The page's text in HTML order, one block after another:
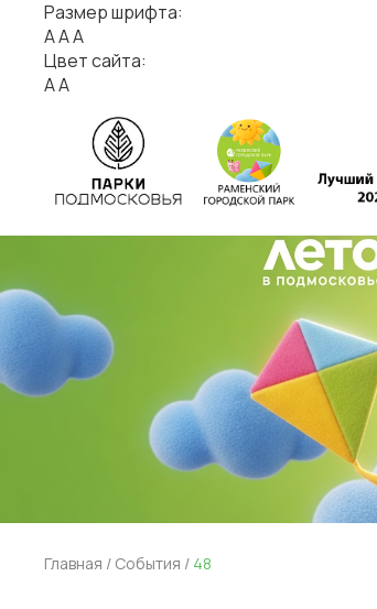
Размер шрифта:
ААА
Цвет сайта:
АА
Главная / События / 48